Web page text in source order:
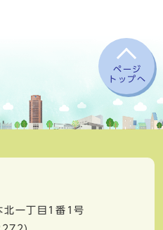
ページ
トップへ
北一丁目1番1号